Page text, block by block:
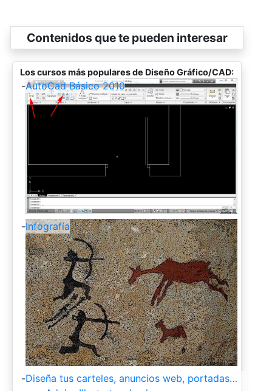
Contenidos que te pueden interesar
Los cursos más populares de Diseño Gráfico/CAD:
-AutoCad Básico 2010
-Infografía
-Diseña tus carteles, anuncios web, portadas…